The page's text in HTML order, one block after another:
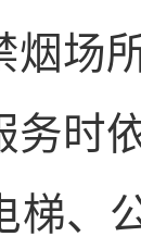
场
时
、公